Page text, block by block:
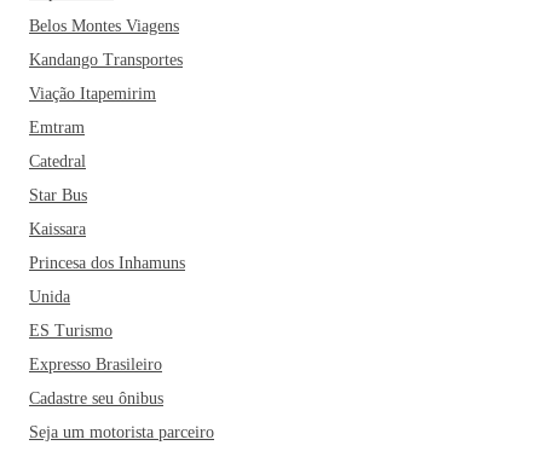
Belos Montes Viagens
Kandango Transportes
Viação Itapemirim
Emtram
Catedral
Star Bus
Kaissara
Princesa dos Inhamuns
Unida
ES Turismo
Expresso Brasileiro
Cadastre seu ônibus
Seja um motorista parceiro